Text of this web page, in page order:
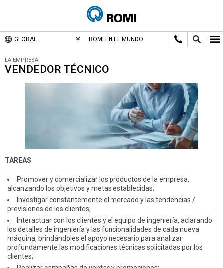
GLOBAL ROMI EN EL MUNDO
LA EMPRESA
VENDEDOR TÉCNICO
TAREAS
Promover y comercializar los productos de la empresa,
alcanzando los objetivos y metas establecidas;
Investigar constantemente el mercado y las tendencias /
previsiones de los clientes;
Interactuar con los clientes y el equipo de ingeniería, aclarando
los detalles de ingeniería y las funcionalidades de cada nueva
máquina, brindándoles el apoyo necesario para analizar
profundamente las modificaciones técnicas solicitadas por los
clientes;